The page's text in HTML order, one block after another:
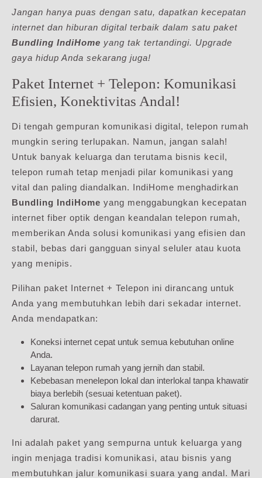
Jangan hanya puas dengan satu, dapatkan kecepatan
internet dan hiburan digital terbaik dalam satu paket
Bundling IndiHome yang tak tertandingi. Upgrade
gaya hidup Anda sekarang juga!
Paket Internet + Telepon: Komunikasi
Efisien, Konektivitas Andal!
Di tengah gempuran komunikasi digital, telepon rumah
mungkin sering terlupakan. Namun, jangan salah!
Untuk banyak keluarga dan terutama bisnis kecil,
telepon rumah tetap menjadi pilar komunikasi yang
vital dan paling diandalkan. IndiHome menghadirkan
Bundling IndiHome yang menggabungkan kecepatan
internet fiber optik dengan keandalan telepon rumah,
memberikan Anda solusi komunikasi yang efisien dan
stabil, bebas dari gangguan sinyal seluler atau kuota
yang menipis.
Pilihan paket Internet + Telepon ini dirancang untuk
Anda yang membutuhkan lebih dari sekadar internet.
Anda mendapatkan:
Koneksi internet cepat untuk semua kebutuhan online
Anda.
Layanan telepon rumah yang jernih dan stabil.
Kebebasan menelepon lokal dan interlokal tanpa khawatir
biaya berlebih (sesuai ketentuan paket).
Saluran komunikasi cadangan yang penting untuk situasi
darurat.
Ini adalah paket yang sempurna untuk keluarga yang
ingin menjaga tradisi komunikasi, atau bisnis yang
membutuhkan jalur komunikasi suara yang andal. Mari